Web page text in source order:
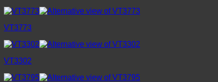
VT3773
VT3302